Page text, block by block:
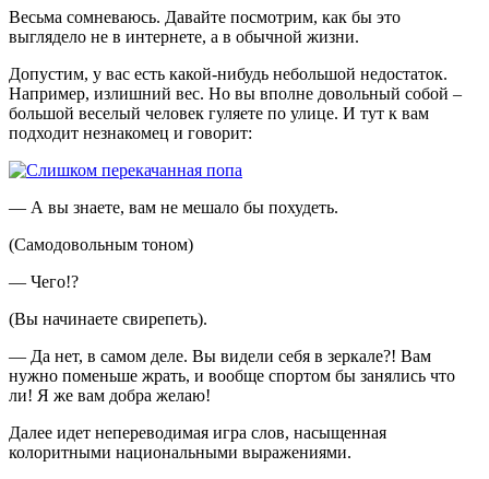
Весьма сомневаюсь. Давайте посмотрим, как бы это
выглядело не в интернете, а в обычной жизни.
Допустим, у вас есть какой-нибудь небольшой недостаток.
Например, излишний вес. Но вы вполне довольный собой –
большой веселый человек гуляете по улице. И тут к вам
подходит незнакомец и говорит:
— А вы знаете, вам не мешало бы похудеть.
(Самодовольным тоном)
— Чего!?
(Вы начинаете свирепеть).
— Да нет, в самом деле. Вы видели себя в зеркале?! Вам
нужно поменьше жрать, и вообще спортом бы занялись что
ли! Я же вам добра желаю!
Далее идет непереводимая игра слов, насыщенная
колоритными национальными выражениями.